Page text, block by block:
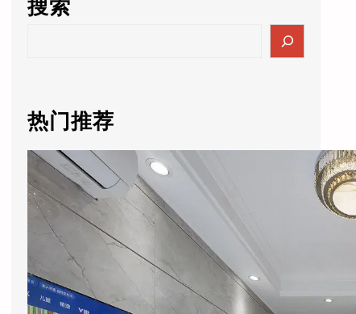
搜索
c
h
热门推荐
2026年6月，杭州黄龙饭店管理集团干了一件
让同行看不懂的事：他们把旗下”黄龙旅行家”
…